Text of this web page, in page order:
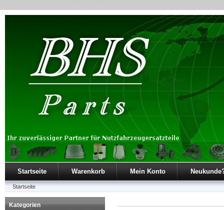
Startseite Warenkorb Mein Konto
Startseite
Kategorien